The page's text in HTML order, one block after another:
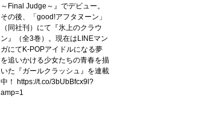
～Final Judge～』でデビュー。
その後、「good!アフタヌーン」
（同社刊）にて『氷上のクラウ
ン』（全3巻）。現在はLINEマン
ガにてK-POPアイドルになる夢
を追いかける少女たちの青春を描
いた『ガールクラッシュ』を連載
中！ https://t.co/3bUbBfcx9l?
amp=1